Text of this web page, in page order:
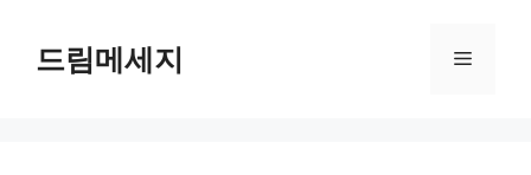
드림메세지 메